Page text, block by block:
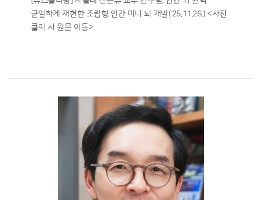
균일하게 재현한 조립형 인간 미니 뇌 개발('25.11.26.) <사진
클릭 시 원문 이동>